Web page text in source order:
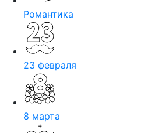
Романтика
23 февраля
8 марта